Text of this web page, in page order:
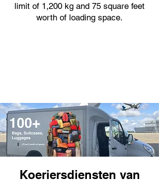
limit of 1,200 kg and 75 square feet
worth of loading space.
Koeriersdiensten van